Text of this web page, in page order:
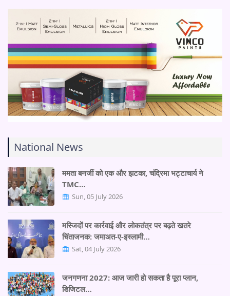
National News
ममता बनर्जी को एक और झटका, चंद्रिमा भट्टाचार्य ने
TMC…
Sun, 05 July 2026
मस्जिदों पर कार्रवाई और लोकतंत्र पर बढ़ते खतरे
चिंताजनक: जमाअत-ए-इस्लामी…
Sat, 04 July 2026
जनगणना 2027: आज जारी हो सकता है पूरा प्लान,
डिजिटल…